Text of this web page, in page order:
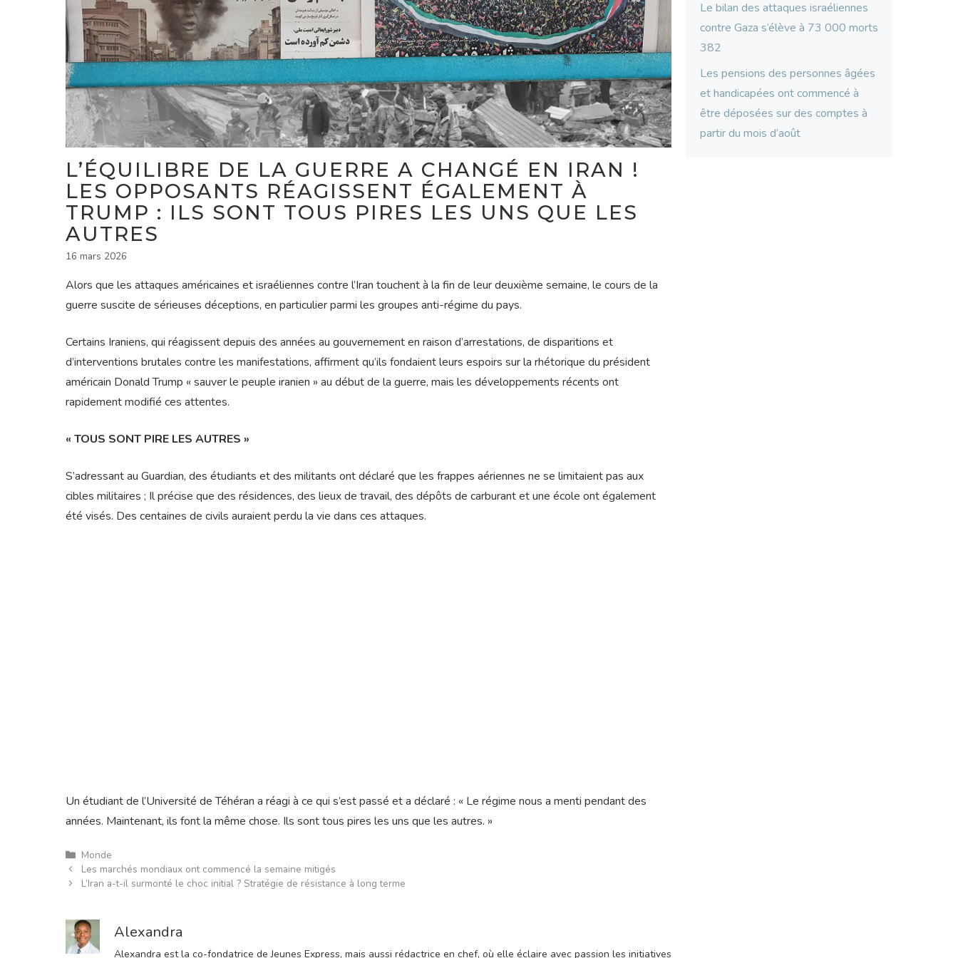
L’ÉQUILIBRE DE LA GUERRE A CHANGÉ EN IRAN !
LES OPPOSANTS RÉAGISSENT ÉGALEMENT À
TRUMP : ILS SONT TOUS PIRES LES UNS QUE LES
AUTRES
16 mars 2026
Alors que les attaques américaines et israéliennes contre l’Iran touchent à la fin de leur deuxième semaine, le cours de la
guerre suscite de sérieuses déceptions, en particulier parmi les groupes anti-régime du pays.
Certains Iraniens, qui réagissent depuis des années au gouvernement en raison d’arrestations, de disparitions et
d’interventions brutales contre les manifestations, affirment qu’ils fondaient leurs espoirs sur la rhétorique du président
américain Donald Trump « sauver le peuple iranien » au début de la guerre, mais les développements récents ont
rapidement modifié ces attentes.
« TOUS SONT PIRE LES AUTRES »
S’adressant au Guardian, des étudiants et des militants ont déclaré que les frappes aériennes ne se limitaient pas aux
cibles militaires ; Il précise que des résidences, des lieux de travail, des dépôts de carburant et une école ont également
été visés. Des centaines de civils auraient perdu la vie dans ces attaques.
Un étudiant de l’Université de Téhéran a réagi à ce qui s’est passé et a déclaré : « Le régime nous a menti pendant des
années. Maintenant, ils font la même chose. Ils sont tous pires les uns que les autres. »
Catégories
Monde
Les marchés mondiaux ont commencé la semaine mitigés
L’Iran a-t-il surmonté le choc initial ? Stratégie de résistance à long terme
Alexandra
Alexandra est la co-fondatrice de Jeunes Express, mais aussi rédactrice en chef, où elle éclaire avec passion les initiatives
Le bilan des attaques israéliennes
contre Gaza s’élève à 73 000 morts
382
Les pensions des personnes âgées
et handicapées ont commencé à
être déposées sur des comptes à
partir du mois d’août